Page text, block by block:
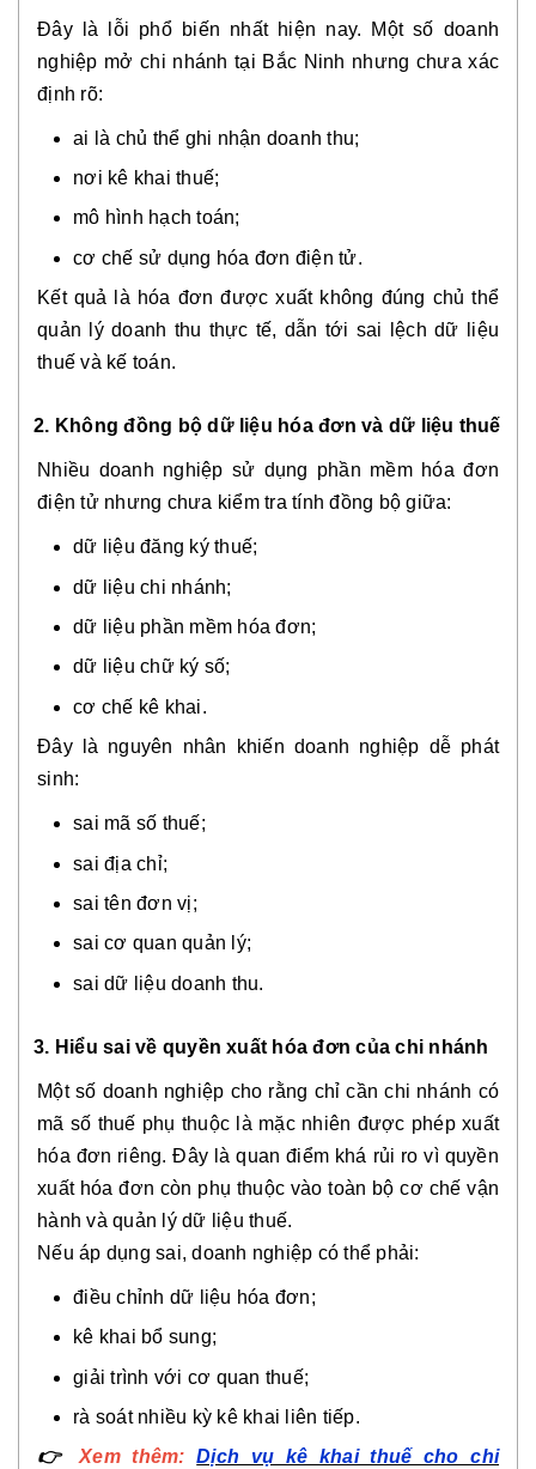
Đây là lỗi phổ biến nhất hiện nay. Một số doanh
nghiệp mở chi nhánh tại Bắc Ninh nhưng chưa xác
định rõ:
ai là chủ thể ghi nhận doanh thu;
nơi kê khai thuế;
mô hình hạch toán;
cơ chế sử dụng hóa đơn điện tử.
Kết quả là hóa đơn được xuất không đúng chủ thể
quản lý doanh thu thực tế, dẫn tới sai lệch dữ liệu
thuế và kế toán.
2. Không đồng bộ dữ liệu hóa đơn và dữ liệu thuế
Nhiều doanh nghiệp sử dụng phần mềm hóa đơn
điện tử nhưng chưa kiểm tra tính đồng bộ giữa:
dữ liệu đăng ký thuế;
dữ liệu chi nhánh;
dữ liệu phần mềm hóa đơn;
dữ liệu chữ ký số;
cơ chế kê khai.
Đây là nguyên nhân khiến doanh nghiệp dễ phát
sinh:
sai mã số thuế;
sai địa chỉ;
sai tên đơn vị;
sai cơ quan quản lý;
sai dữ liệu doanh thu.
3. Hiểu sai về quyền xuất hóa đơn của chi nhánh
Một số doanh nghiệp cho rằng chỉ cần chi nhánh có
mã số thuế phụ thuộc là mặc nhiên được phép xuất
hóa đơn riêng. Đây là quan điểm khá rủi ro vì quyền
xuất hóa đơn còn phụ thuộc vào toàn bộ cơ chế vận
hành và quản lý dữ liệu thuế.
Nếu áp dụng sai, doanh nghiệp có thể phải:
điều chỉnh dữ liệu hóa đơn;
kê khai bổ sung;
giải trình với cơ quan thuế;
rà soát nhiều kỳ kê khai liên tiếp.
👉Xem thêm:Dịch vụ kê khai thuế cho chi